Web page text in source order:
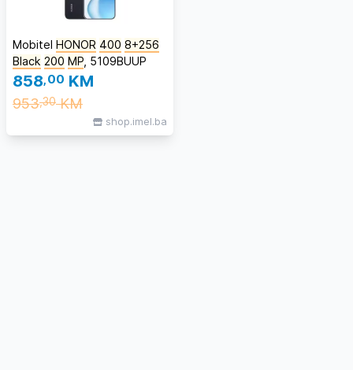
Mobitel HONOR 400 8+256
Black 200 MP , 5109BUUP
858,00 KM
953,30KM
shop.imel.ba